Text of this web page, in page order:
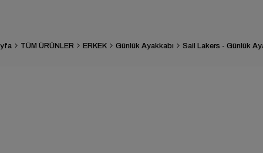
TÜM ÜRÜNLER ERKEK Günlük Ayakkabı Sail Lakers - Günlük